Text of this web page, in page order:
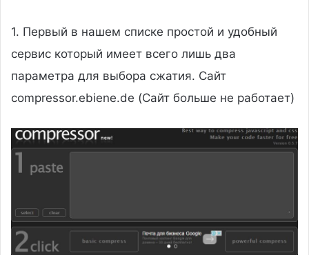
1. Первый в нашем списке простой и удобный
сервис который имеет всего лишь два
параметра для выбора сжатия. Сайт
compressor.ebiene.de (Сайт больше не работает)